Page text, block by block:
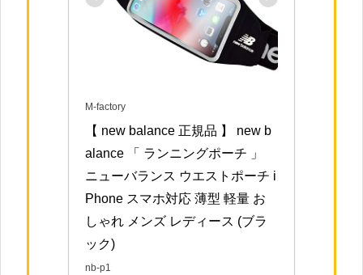
M-factory
【 new balance 正規品 】 new b
alance 「 ランニングポーチ 」
ニューバランス ウエストポーチ i
Phone スマホ対応 薄型 軽量 お
しゃれ メンズ レディース (ブラ
ック)
nb-p1